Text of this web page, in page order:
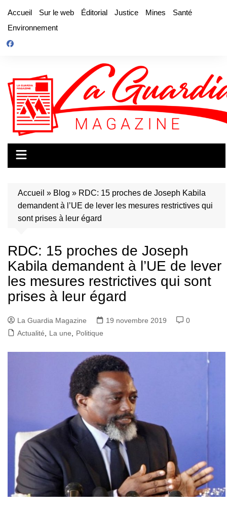
contenu
Accueil Sur le web Éditorial Justice Mines
Santé
Environnement
Accueil » Blog » RDC: 15 proches de Joseph Kabila
demandent à l’UE de lever les mesures restrictives qui
sont prises à leur égard
RDC: 15 proches de Joseph
Kabila demandent à l’UE de lever
les mesures restrictives qui sont
prises à leur égard
La Guardia Magazine 19 novembre 2019
0
Actualité
La une Politique